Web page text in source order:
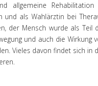
allgemeine
als Wahlärztin bei
der Mensch wurde als
und auch die
Vieles davon findet sich